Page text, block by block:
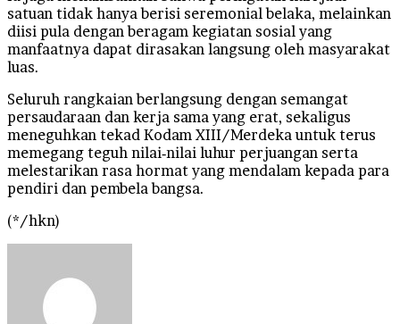
satuan tidak hanya berisi seremonial belaka, melainkan
diisi pula dengan beragam kegiatan sosial yang
manfaatnya dapat dirasakan langsung oleh masyarakat
luas.
Seluruh rangkaian berlangsung dengan semangat
persaudaraan dan kerja sama yang erat, sekaligus
meneguhkan tekad Kodam XIII/Merdeka untuk terus
memegang teguh nilai‑nilai luhur perjuangan serta
melestarikan rasa hormat yang mendalam kepada para
pendiri dan pembela bangsa.
(*/hkn)